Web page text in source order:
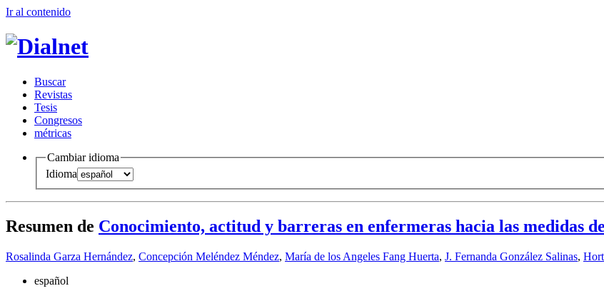
Ir al contenido
Buscar
Revistas
Tesis
Congresos
métricas
Cambiar idioma
Idioma
Resumen de Conocimiento, actitud y barreras en enfermeras hacia las medidas
Rosalinda Garza Hernández, Concepción Meléndez Méndez, María de los Angeles Fang Huerta, J. Fernanda González Salinas,
español